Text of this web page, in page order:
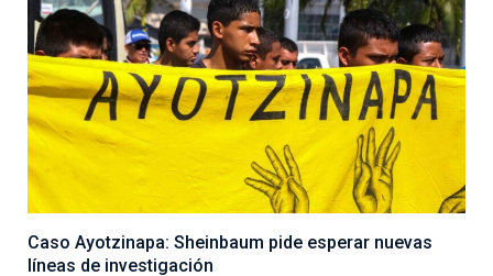
Caso Ayotzinapa: Sheinbaum pide esperar nuevas
líneas de investigación